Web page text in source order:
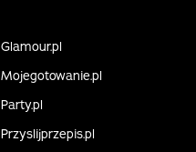
Glamour.pl
Mojegotowanie.pl
Party.pl
Przyslijprzepis.pl